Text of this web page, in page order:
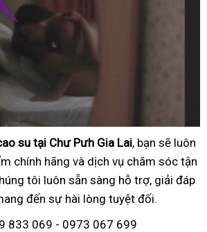
su tại Chư Pưh Gia Lai, bạn sẽ luôn
chính hãng và dịch vụ chăm sóc tận
tôi luôn sẵn sàng hỗ trợ, giải đáp
đến sự hài lòng tuyệt đối.
833 069 - 0973 067 699